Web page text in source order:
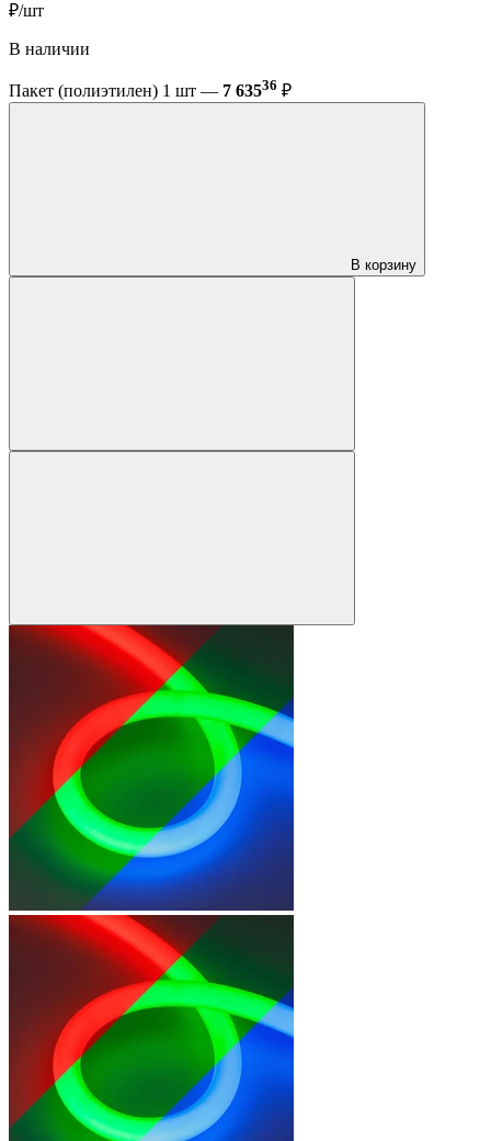
₽/шт
В наличии
Пакет (полиэтилен) 1 шт — 7 63536 ₽
В корзину